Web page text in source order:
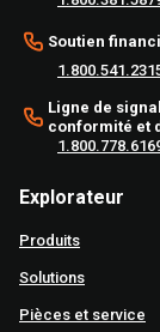
Soutien
Ligne de
conformité et
Explorateur
Produits
Solutions
Pièces et service